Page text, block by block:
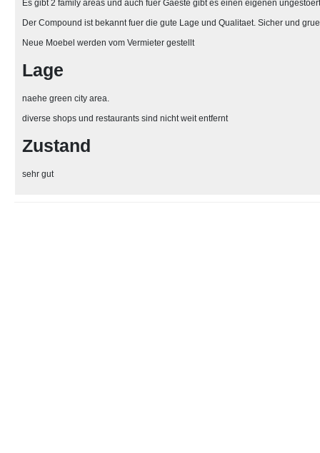
Es gibt 2 family areas und auch fuer Gaeste gibt es einen eigenen
Der Compound ist bekannt fuer die gute Lage und Qualitaet. Sicher und
Neue Moebel werden vom Vermieter gestellt
Lage
naehe green city area.
diverse shops und restaurants sind nicht weit entfernt
Zustand
sehr gut